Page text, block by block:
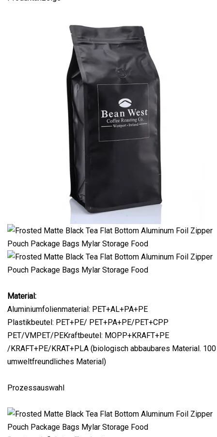
Material:
Aluminiumfolienmaterial: PET+AL+PA+PE
Plastikbeutel: PET+PE/ PET+PA+PE/PET+CPP
PET/VMPET/PEKraftbeutel: MOPP+KRAFT+PE
/KRAFT+PE/KRAT+PLA (biologisch abbaubares Material. 100
umweltfreundliches Material)
Prozessauswahl